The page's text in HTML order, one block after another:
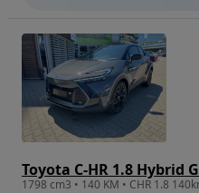
Toyota C-HR 1.8 Hybrid
1798 cm3 • 140 KM • CHR 1.8